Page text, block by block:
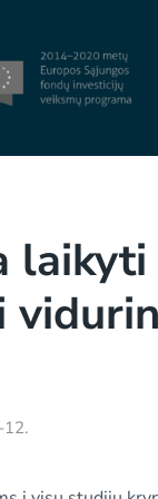
12.